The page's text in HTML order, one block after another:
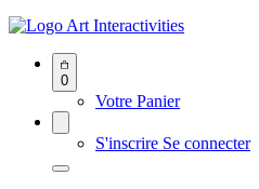
Art Interactivities
0
Votre Panier
S'inscrire Se connecter